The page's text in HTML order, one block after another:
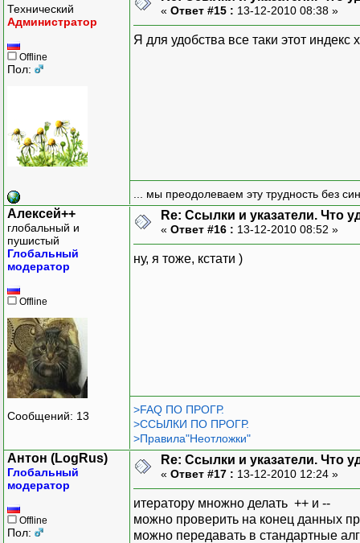
Технический
Администратор
Offline
Пол:
« Ответ #15 : 13-12-2010 08:38 »
Я для удобства все таки этот
... мы преодолеваем эту трудность без
Алексей++
глобальный и
пушистый
Глобальный
модератор
Offline
Сообщений: 13
Re: Ссылки и указатели. Что
« Ответ #16 : 13-12-2010 08:52 »
ну, я тоже, кстати )
>FAQ ПО ПРОГР.
>ССЫЛКИ ПО ПРОГР.
>Правила"Неотложки"
Антон (LogRus)
Глобальный
модератор
Offline
Пол:
Re: Ссылки и указатели. Что
« Ответ #17 : 13-12-2010 12:24 »
итератору множно делать ++ и --
можно проверить на конец данных
можно передавать в стандартные